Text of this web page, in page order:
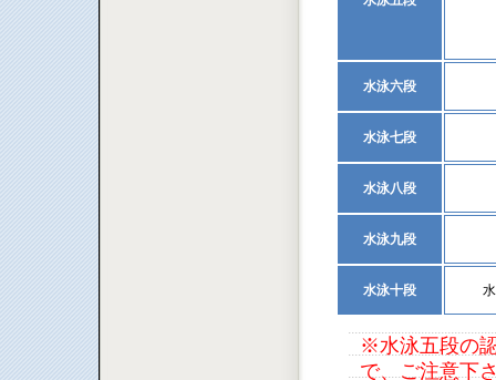
水泳六段
水泳七段
水泳八段
水泳九段
水泳十段
※水泳五段の
で、ご注意下